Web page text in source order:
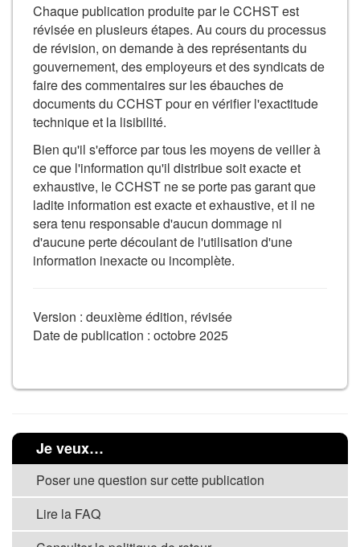
Chaque publication produite par le CCHST est
révisée en plusieurs étapes. Au cours du processus
de révision, on demande à des représentants du
gouvernement, des employeurs et des syndicats de
faire des commentaires sur les ébauches de
documents du CCHST pour en vérifier l'exactitude
technique et la lisibilité.
Bien qu'il s'efforce par tous les moyens de veiller à
ce que l'information qu'il distribue soit exacte et
exhaustive, le CCHST ne se porte pas garant que
ladite information est exacte et exhaustive, et il ne
sera tenu responsable d'aucun dommage ni
d'aucune perte découlant de l'utilisation d'une
information inexacte ou incomplète.
Version : deuxième édition, révisée
Date de publication : octobre 2025
Je veux…
Poser une question sur cette publication
Lire la FAQ